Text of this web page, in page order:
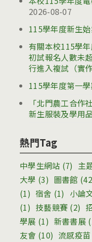
2026-08-07
115學年度新生
有關本校115學
初試報名人數未
行進入複試（實
115學年度第一
「北門農工合作
新生服裝及學用
熱門Tag
中學生網站 (7) 主
大學 (3) 圖書館
(1) 宿舍 (1) 小論
(1) 技藝競賽 (2)
學展 (1) 新書書展
友會 (10) 流感疫苗